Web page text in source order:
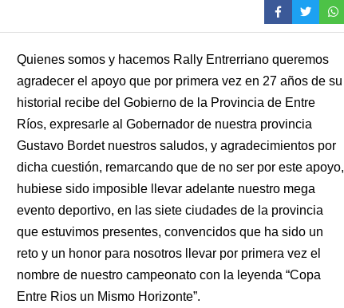
Quienes somos y hacemos Rally Entrerriano queremos
agradecer el apoyo que por primera vez en 27 años de su
historial recibe del Gobierno de la Provincia de Entre
Ríos, expresarle al Gobernador de nuestra provincia
Gustavo Bordet nuestros saludos, y agradecimientos por
dicha cuestión, remarcando que de no ser por este apoyo,
hubiese sido imposible llevar adelante nuestro mega
evento deportivo, en las siete ciudades de la provincia
que estuvimos presentes, convencidos que ha sido un
reto y un honor para nosotros llevar por primera vez el
nombre de nuestro campeonato con la leyenda “Copa
Entre Rios un Mismo Horizonte”.